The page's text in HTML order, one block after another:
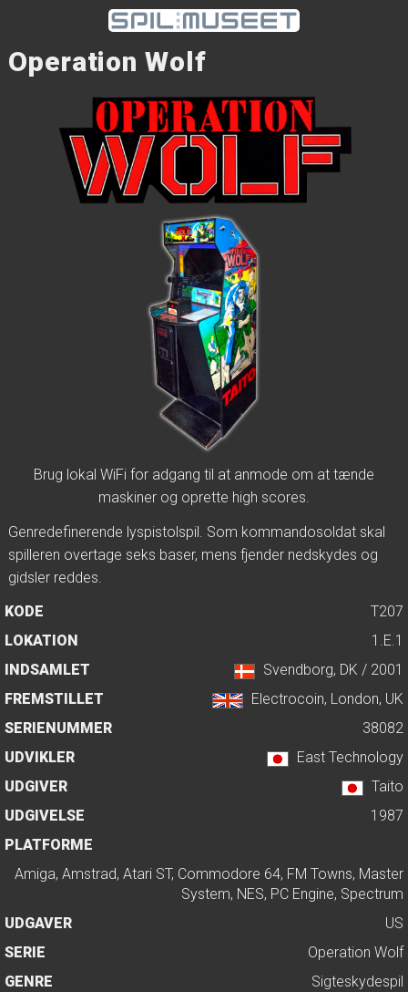
Operation Wolf
Brug lokal WiFi for adgang til at anmode om at tænde
maskiner og oprette high scores.
Genredefinerende lyspistolspil. Som kommandosoldat skal
spilleren overtage seks baser, mens fjender nedskydes og
gidsler reddes.
KODE
T207
LOKATION
1.E.1
INDSAMLET
Svendborg, DK / 2001
FREMSTILLET
Electrocoin, London, UK
SERIENUMMER
38082
UDVIKLER
East Technology
UDGIVER
Taito
UDGIVELSE
1987
PLATFORME
Amiga, Amstrad, Atari ST, Commodore 64, FM Towns, Master
System, NES, PC Engine, Spectrum
UDGAVER
US
SERIE
Operation Wolf
GENRE
Sigteskydespil